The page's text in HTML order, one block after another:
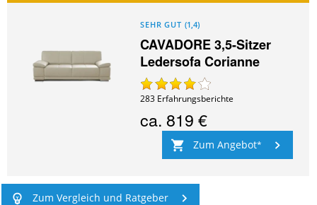
SEHR GUT (1,4)
CAVADORE 3,5-Sitzer
Ledersofa Corianne
283 Erfahrungsberichte
ca. 819 €
Zum Angebot
Zum Vergleich und Ratgeber